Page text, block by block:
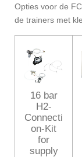
Opties voor de
de trainers met
16 bar
H2-
Connecti
on-Kit
for
supply